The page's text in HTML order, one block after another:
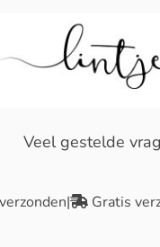
Veel gestelde
| Gratis